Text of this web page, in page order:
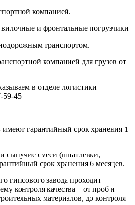
компанией.
и фронтальные погрузчики
транспортом.
компанией для грузов от
в отделе логистики
59-45
гарантийный срок хранения 1
сыпучие смеси (шпатлевки,
срок хранения 6 месяцев.
гипсового завода проходит
контроля качества – от проб и
материалов, до контроля